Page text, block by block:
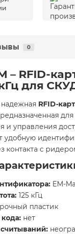
0
– RFID-
для
надежная RFID-
и управления
удобную
контакта с
EM-
125 кГц
пластик
нет